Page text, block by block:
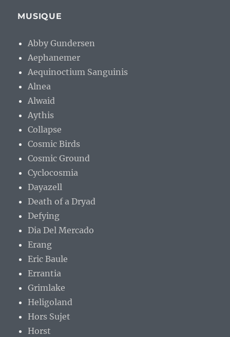
MUSIQUE
Abby Gundersen
Aephanemer
Aequinoctium Sanguinis
Alnea
Alwaid
Aythis
Collapse
Cosmic Birds
Cosmic Ground
Cyclocosmia
Dayazell
Death of a Dryad
Defying
Dia Del Mercado
Erang
Eric Baule
Errantia
Grimlake
Heligoland
Hors Sujet
Horst